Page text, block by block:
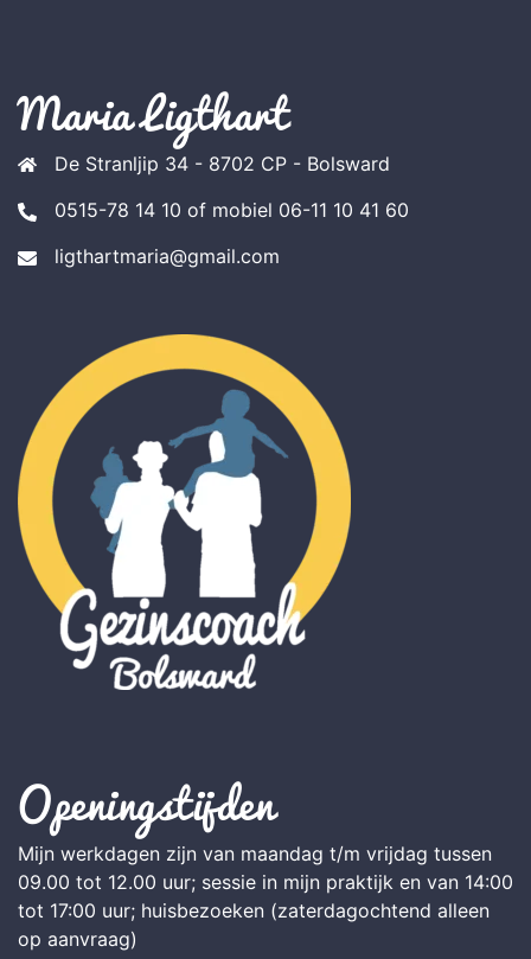
Maria Ligthart
De Stranljip 34 - 8702 CP - Bolsward
0515-78 14 10 of mobiel 06-11 10 41 60
ligthartmaria@gmail.com
Openingstijden
Mijn werkdagen zijn van maandag t/m vrijdag tussen
09.00 tot 12.00 uur; sessie in mijn praktijk en van 14:00
tot 17:00 uur; huisbezoeken (zaterdagochtend alleen
op aanvraag)